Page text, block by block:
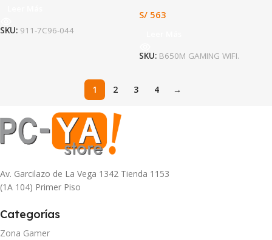
SKU: 911-7C96-044
S/ 563
SKU: B650M GAMING WIFI.
1 2 3 4 →
Av. Garcilazo de La Vega 1342 Tienda 1153
(1A 104) Primer Piso
Categorías
Zona Gamer